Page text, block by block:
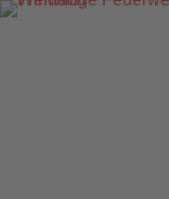
Zum